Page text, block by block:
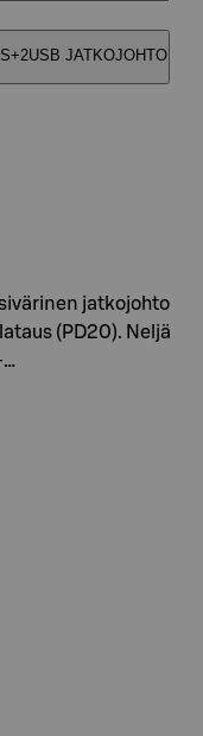
JATKOJOHTO
jatkojohto
(PD20). Neljä
…